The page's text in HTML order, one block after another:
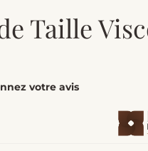
Taille
votre avis